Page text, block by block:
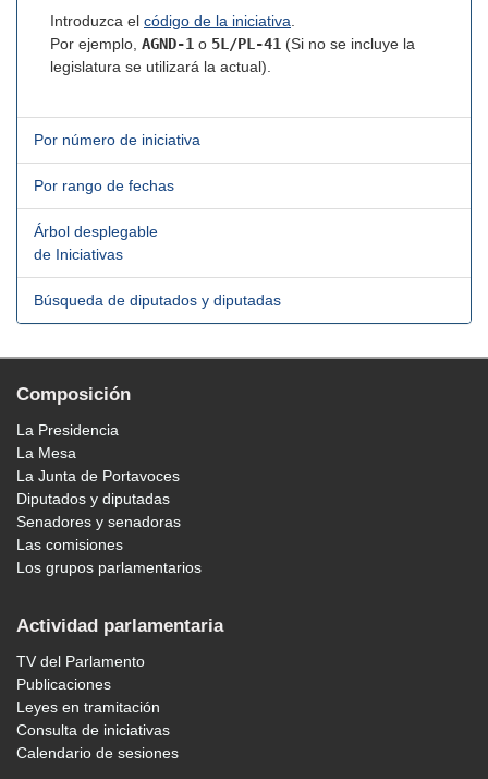
Introduzca el código de la iniciativa.
Por ejemplo, AGND-1 o 5L/PL-41 (Si no se incluye la
legislatura se utilizará la actual).
Por número de iniciativa
Por rango de fechas
Árbol desplegable
de Iniciativas
Búsqueda de diputados y diputadas
Composición
La Presidencia
La Mesa
La Junta de Portavoces
Diputados y diputadas
Senadores y senadoras
Las comisiones
Los grupos parlamentarios
Actividad parlamentaria
TV del Parlamento
Publicaciones
Leyes en tramitación
Consulta de iniciativas
Calendario de sesiones